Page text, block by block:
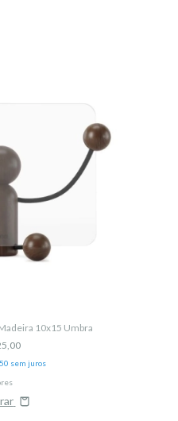
10x15 Umbra
sem juros